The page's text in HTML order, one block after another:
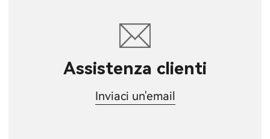
Assistenza clienti
Inviaci un'email